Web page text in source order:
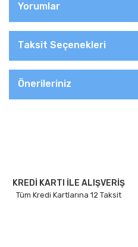
Yorumlar
Taksit Seçenekleri
Önerileriniz
KREDİ KARTI İLE ALIŞVERİŞ
Tüm Kredi Kartlarına 12 Taksit